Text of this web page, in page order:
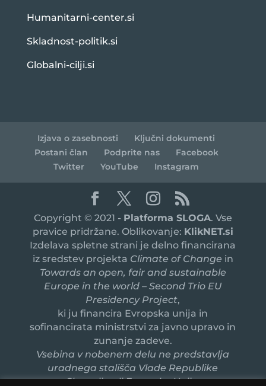
Humanitarni-center.si
Skladnost-politik.si
Globalni-cilji.si
Izjava o zasebnosti
Ključni dokumenti
Postani član
Podprite nas
Facebook
Twitter
YouTube Instagram
Copyright © 2021 - Platforma SLOGA. Vse
pravice pridržane. Oblikovanje: KlikNET.si
Izdelava spletne strani je delno financirana
iz sredstev projekta Climate of Change in
Towards an open, fair and sustainable
Europe in the world – Second Trio EU
Presidency Project,
ki ju financira Evropska unija in
sofinancirata ministrstvi za javno upravo in
zunanje zadeve.
Vsebina v nobenem delu ne predstavlja
uradnega stališča Vlade Republike
Slovenije ali Evropske Unije.